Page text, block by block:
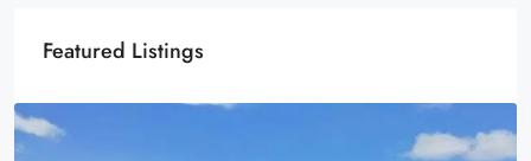
Featured Listings